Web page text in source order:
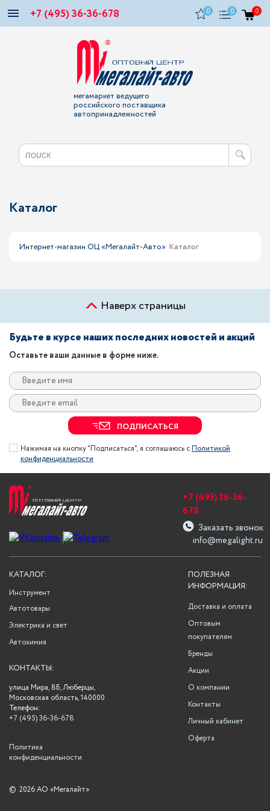
+7 (495) 36-36-678 0 0 0
мегамаркет ведущего
российского поставщика
автопринадлежностей
Каталог
Интернет-магазин ОЦ «Мегалайт-Авто» Каталог
Наверх страницы
Будьте в курсе наших последних новостей и акций
Оставьте ваши данные в форме ниже.
ПОДПИСАТЬСЯ
Нажимая на кнопку "Подписаться", я соглашаюсь сПолитикой
конфиденциальности
info@megalight.ru
+7 (495) 36-36-
678
Заказать звонок
ПОЛЕЗНАЯ
ИНФОРМАЦИЯ:
Доставка и оплата
Оптовым
покупателям
Бренды
Акции
О компании
Контакты
Личный кабинет
Оферта
КАТАЛОГ:
Инструмент
Автотовары
Электрика и свет
Автохимия
КОНТАКТЫ:
улица Мира, 8Б, Люберцы,
Московская область, 140000
Телефон:
+7 (495) 36-36-678
Политика
конфиденциальности
© 2026 АО «Мегалайт»